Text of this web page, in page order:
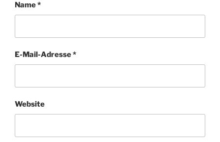
Name*
E-Mail-Adresse*
Website